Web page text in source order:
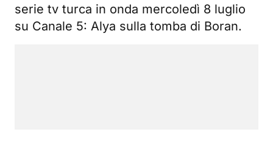
serie tv turca in onda mercoledì 8 luglio
su Canale 5: Alya sulla tomba di Boran.